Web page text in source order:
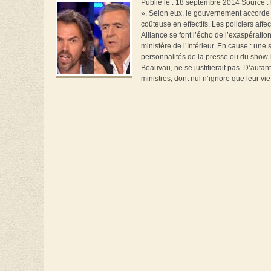
Publié le : 18 septembre 2014 Source
». Selon eux, le gouvernement
coûteuse en effectifs. Les policiers
Alliance se font l’écho de
ministère de l’Intérieur. En cause :
personnalités de la presse ou du
Beauvau, ne se justifierait pas.
ministres, dont nul n’ignore que leur